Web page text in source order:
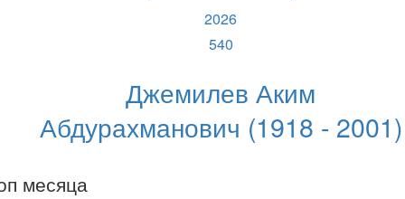
2026
540
Джемилев Аким
Абдурахманович (1918 - 2001)
месяца